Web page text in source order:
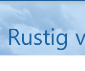
Rustig